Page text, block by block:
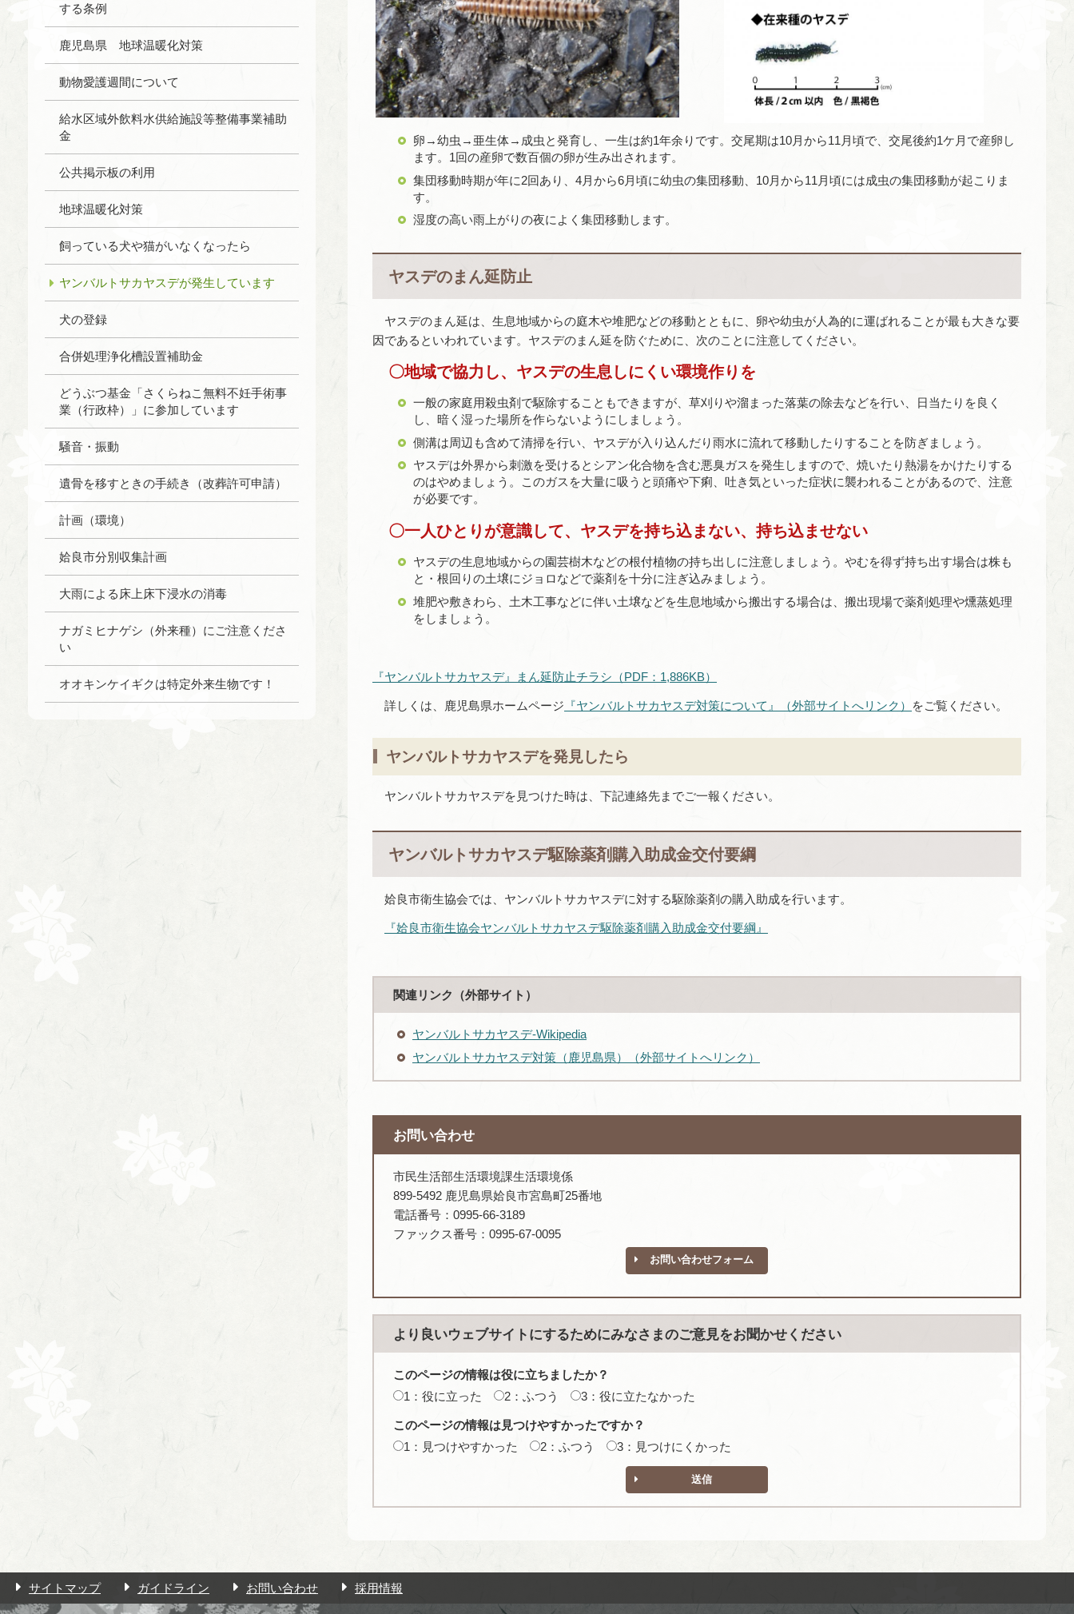
する条例
鹿児島県 地球温暖化対策
動物愛護週間について
給水区域外飲料水供給施設等整備事業補助
金
公共掲示板の利用
地球温暖化対策
飼っている犬や猫がいなくなったら
ヤンバルトサカヤスデが発生しています
犬の登録
合併処理浄化槽設置補助金
どうぶつ基金「さくらねこ無料不妊手術事
業（行政枠）」に参加しています
騒音・振動
遺骨を移すときの手続き（改葬許可申請）
計画（環境）
姶良市分別収集計画
大雨による床上床下浸水の消毒
ナガミヒナゲシ（外来種）にご注意くださ
い
オオキンケイギクは特定外来生物です！
卵→幼虫→亜生体→成虫と発育し、一生は約1年余りです。交尾期は10月から11月頃で、交尾後約1ケ月で産卵し
ます。1回の産卵で数百個の卵が生み出されます。
集団移動時期が年に2回あり、4月から6月頃に幼虫の集団移動、10月から11月頃には成虫の集団移動が起こりま
す。
湿度の高い雨上がりの夜によく集団移動します。
ヤスデのまん延防止
ヤスデのまん延は、生息地域からの庭木や堆肥などの移動とともに、卵や幼虫が人為的に運ばれることが最も大きな要
因であるといわれています。ヤスデのまん延を防ぐために、次のことに注意してください。
〇地域で協力し、ヤスデの生息しにくい環境作りを
一般の家庭用殺虫剤で駆除することもできますが、草刈りや溜まった落葉の除去などを行い、日当たりを良く
し、暗く湿った場所を作らないようにしましょう。
側溝は周辺も含めて清掃を行い、ヤスデが入り込んだり雨水に流れて移動したりすることを防ぎましょう。
ヤスデは外界から刺激を受けるとシアン化合物を含む悪臭ガスを発生しますので、焼いたり熱湯をかけたりする
のはやめましょう。このガスを大量に吸うと頭痛や下痢、吐き気といった症状に襲われることがあるので、注意
が必要です。
〇一人ひとりが意識して、ヤスデを持ち込まない、持ち込ませない
ヤスデの生息地域からの園芸樹木などの根付植物の持ち出しに注意しましょう。やむを得ず持ち出す場合は株も
と・根回りの土壌にジョロなどで薬剤を十分に注ぎ込みましょう。
堆肥や敷きわら、土木工事などに伴い土壌などを生息地域から搬出する場合は、搬出現場で薬剤処理や燻蒸処理
をしましょう。
『ヤンバルトサカヤスデ』まん延防止チラシ（PDF：1,886KB）
詳しくは 、鹿児島県ホームページ 『ヤンバルトサカヤスデ対策について』（外部サイトへリンク） をご覧ください。
ヤンバルトサカヤスデを発見したら
ヤンバルトサカヤスデを見つけた時は、下記連絡先までご一報ください。
ヤンバルトサカヤスデ駆除薬剤購入助成金交付要綱
姶良市衛生協会では、ヤンバルトサカヤスデに対する駆除薬剤の購入助成を行います。
『姶良市衛生協会ヤンバルトサカヤスデ駆除薬剤購入助成金交付要綱』
関連リンク（外部サイト）
ヤンバルトサカヤスデ-Wikipedia
ヤンバルトサカヤスデ対策（鹿児島県）（外部サイトへリンク）
お問い合わせ
市民生活部生活環境課生活環境係
899-5492 鹿児島県姶良市宮島町25番地
電話番号：0995-66-3189
ファックス番号：0995-67-0095
お問い合わせフォーム
より良いウェブサイトにするためにみなさまのご意見をお聞かせください
このページの情報は役に立ちましたか？
1：役に立った
2：ふつう 3：役に立たなかった
このページの情報は見つけやすかったですか？
1：見つけやすかった
2：ふつう 3：見つけにくかった
送信
サイトマップ ガイドライン お問い合わせ 採用情報